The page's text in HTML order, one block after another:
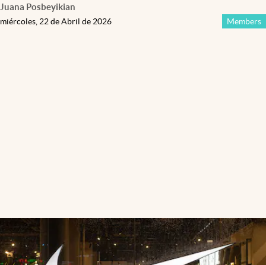
Juana Posbeyikian
Members
miércoles, 22 de Abril de 2026